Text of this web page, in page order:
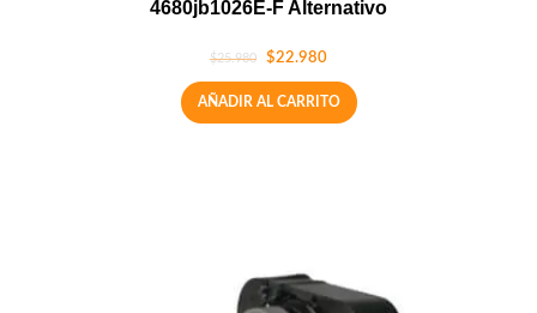
4680jb1026E-F Alternativo
$25.980 $22.980
AÑADIR AL CARRITO